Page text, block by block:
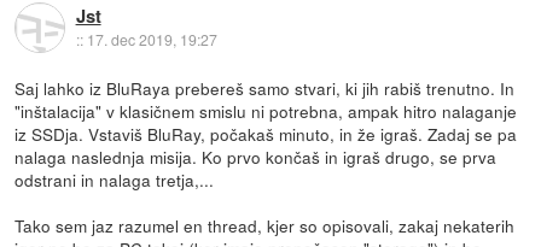
Jst
:: 17. dec 2019, 19:27
Saj lahko iz BluRaya prebereš samo stvari, ki jih rabiš trenutno. In
"inštalacija" v klasičnem smislu ni potrebna, ampak hitro nalaganje
iz SSDja. Vstaviš BluRay, počakaš minuto, in že igraš. Zadaj se pa
nalaga naslednja misija. Ko prvo končaš in igraš drugo, se prva
odstrani in nalaga tretja,...
Tako sem jaz razumel en thread, kjer so opisovali, zakaj nekaterih